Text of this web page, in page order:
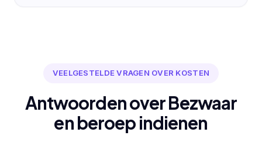
VEELGESTELDE VRAGEN OVER KOSTEN
Antwoorden over Bezwaar
en beroep indienen